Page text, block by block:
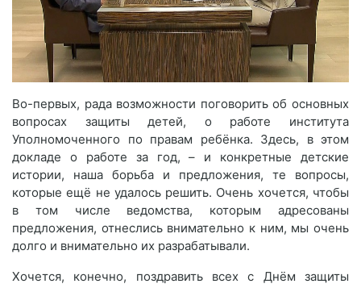
Во-первых, рада возможности поговорить об основных
вопросах защиты детей, о работе института
Уполномоченного по правам ребёнка. Здесь, в этом
докладе о работе за год, – и конкретные детские
истории, наша борьба и предложения, те вопросы,
которые ещё не удалось решить. Очень хочется, чтобы
в том числе ведомства, которым адресованы
предложения, отнеслись внимательно к ним, мы очень
долго и внимательно их разрабатывали.
Хочется, конечно, поздравить всех с Днём защиты